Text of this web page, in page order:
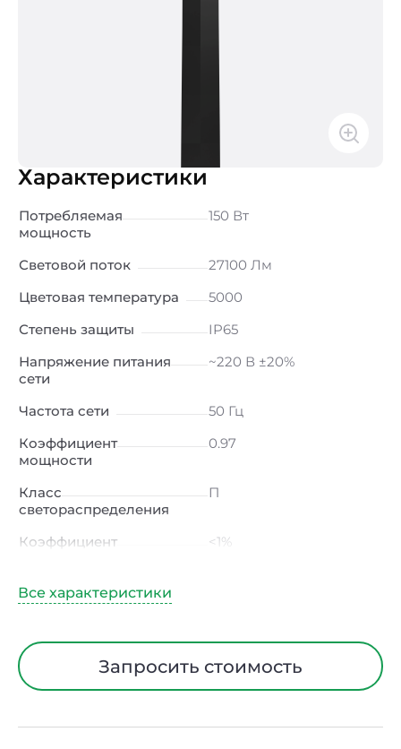
Характеристики
Потребляемая
мощность
150 Вт
Световой поток
27100 Лм
Цветовая температура
5000
Степень защиты
IP65
Напряжение питания
сети
~220 В ±20%
Частота сети
50 Гц
Коэффициент
мощности
0.97
Класс
светораспределения
П
Коэффициент
<1%
Индекс
Тип кривой силы света
Угол рассеивания
135°х55°
Запросить стоимость